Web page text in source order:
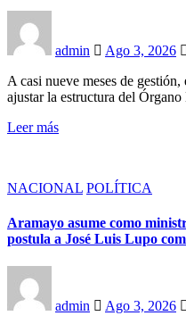
admin Ago 3, 2026
A casi nueve meses de
ajustar la estructura del
Leer más
NACIONAL POLÍTICA
Aramayo asume como
postula a José Luis Lupo
admin Ago 3, 2026